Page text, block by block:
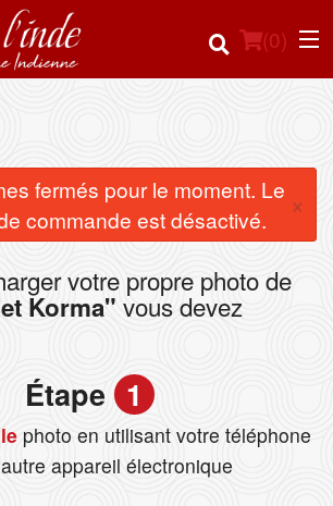
(0)
fermés pour le moment. Le
commande est désactivé.
×
votre propre photo de
Korma" vous devez
Étape 1
photo en utilisant votre téléphone
appareil électronique